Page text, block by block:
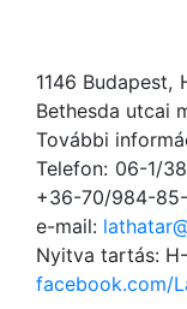
1146 Budapest,
Bethesda utcai
További
Telefon: 06-1/
+36-70/984-
e-mail:
Nyitva tartás:
facebook.com/